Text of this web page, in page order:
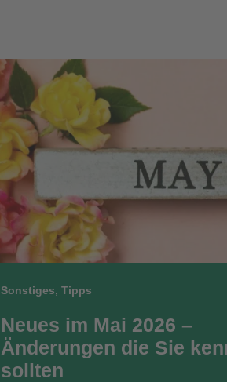
Sonstiges, Tipps
Neues im Mai 2026 –
Änderungen die Sie
sollten